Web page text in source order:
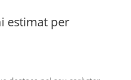
estimat per